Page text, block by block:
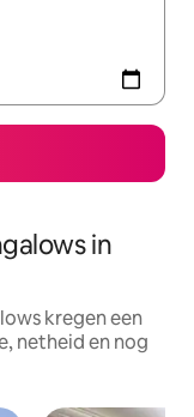
in
kregen een
netheid en nog